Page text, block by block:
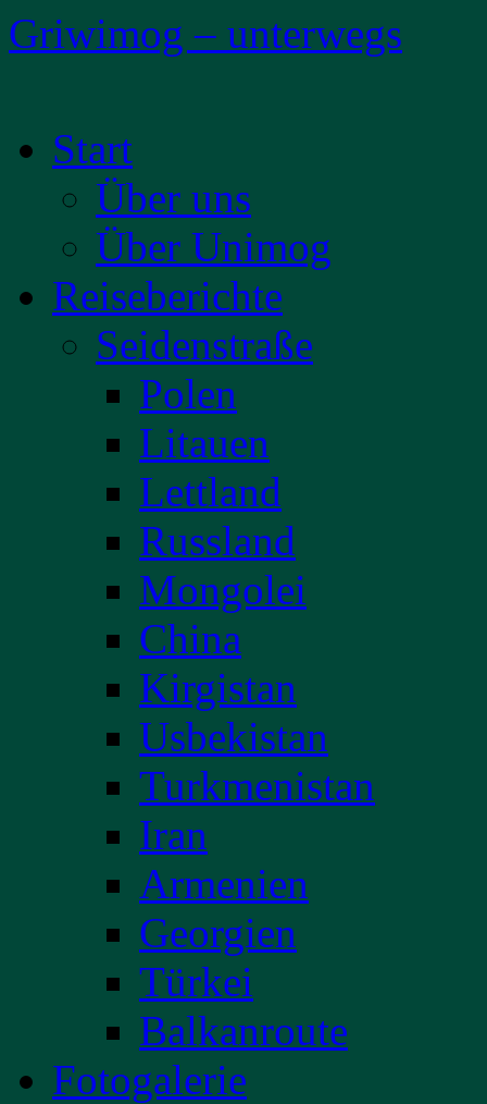
Griwimog – unterwegs
Inhalt
springenStart
Über uns
Über Unimog
Reiseberichte
Seidenstraße
Polen
Litauen
Lettland
Russland
Mongolei
China
Kirgistan
Usbekistan
Turkmenistan
Iran
Armenien
Georgien
Türkei
Balkanroute
Fotogalerie